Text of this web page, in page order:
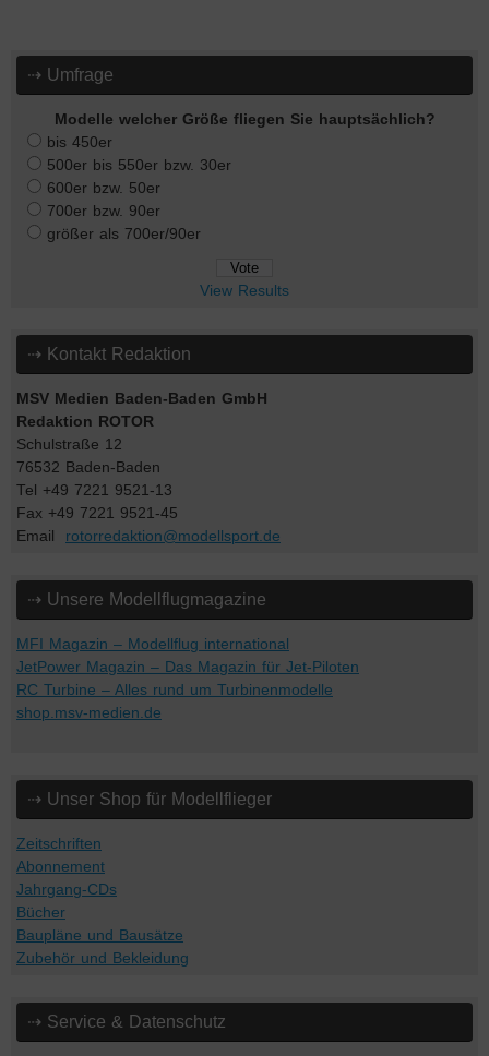
⇢ Umfrage
Modelle welcher Größe fliegen Sie hauptsächlich?
bis 450er
500er bis 550er bzw. 30er
600er bzw. 50er
700er bzw. 90er
größer als 700er/90er
View Results
⇢ Kontakt Redaktion
MSV Medien Baden-Baden GmbH
Redaktion ROTOR
Schulstraße 12
76532 Baden-Baden
Tel +49 7221 9521-13
Fax +49 7221 9521-45
Email rotorredaktion@modellsport.de
⇢ Unsere Modellflugmagazine
MFI Magazin – Modellflug international
JetPower Magazin – Das Magazin für Jet-Piloten
RC Turbine – Alles rund um Turbinenmodelle
shop.msv-medien.de
⇢ Unser Shop für Modellflieger
Zeitschriften
Abonnement
Jahrgang-CDs
Bücher
Baupläne und Bausätze
Zubehör und Bekleidung
⇢ Service & Datenschutz